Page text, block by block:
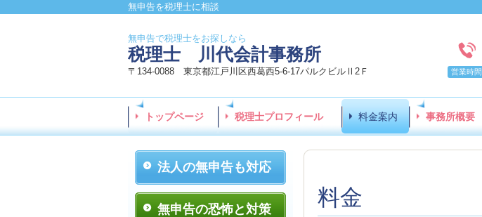
無申告を税理士に相談
無申告で税理士をお探しなら
税理士 川代会計事務所
〒134-0088 東京都江戸川区西葛西5-6-17パルクビルⅡ2Ｆ 営業時間
トップページ 税理士プロフィール 料金案内 事務所概要
料金
法人の無申告も対応
無申告の恐怖と対策